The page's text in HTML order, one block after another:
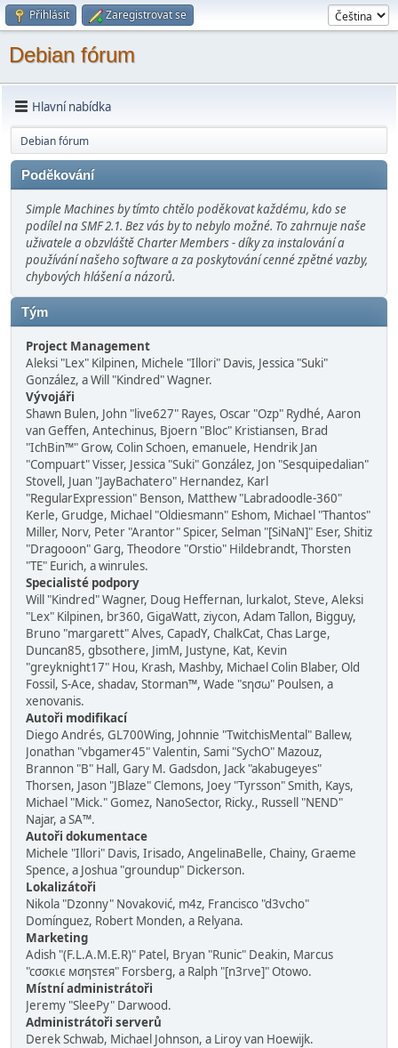
Přihlásit Zaregistrovat se
Debian fórum
Hlavní nabídka
Debian fórum
Poděkování
Simple Machines by tímto chtělo poděkovat každému, kdo se
podílel na SMF 2.1. Bez vás by to nebylo možné. To zahrnuje naše
uživatele a obzvláště Charter Members - díky za instalování a
používání našeho software a za poskytování cenné zpětné vazby,
chybových hlášení a názorů.
Tým
Project Management
Aleksi "Lex" Kilpinen, Michele "Illori" Davis, Jessica "Suki"
González, a Will "Kindred" Wagner.
Vývojáři
Shawn Bulen, John "live627" Rayes, Oscar "Ozp" Rydhé, Aaron
van Geffen, Antechinus, Bjoern "Bloc" Kristiansen, Brad
"IchBin™" Grow, Colin Schoen, emanuele, Hendrik Jan
"Compuart" Visser, Jessica "Suki" González, Jon "Sesquipedalian"
Stovell, Juan "JayBachatero" Hernandez, Karl
"RegularExpression" Benson, Matthew "Labradoodle-360"
Kerle, Grudge, Michael "Oldiesmann" Eshom, Michael "Thantos"
Miller, Norv, Peter "Arantor" Spicer, Selman "[SiNaN]" Eser, Shitiz
"Dragooon" Garg, Theodore "Orstio" Hildebrandt, Thorsten
"TE" Eurich, a winrules.
Specialisté podpory
Will "Kindred" Wagner, Doug Heffernan, lurkalot, Steve, Aleksi
"Lex" Kilpinen, br360, GigaWatt, ziycon, Adam Tallon, Bigguy,
Bruno "margarett" Alves, CapadY, ChalkCat, Chas Large,
Duncan85, gbsothere, JimM, Justyne, Kat, Kevin
"greyknight17" Hou, Krash, Mashby, Michael Colin Blaber, Old
Fossil, S-Ace, shadav, Storman™, Wade "sησω" Poulsen, a
xenovanis.
Autoři modifikací
Diego Andrés, GL700Wing, Johnnie "TwitchisMental" Ballew,
Jonathan "vbgamer45" Valentin, Sami "SychO" Mazouz,
Brannon "B" Hall, Gary M. Gadsdon, Jack "akabugeyes"
Thorsen, Jason "JBlaze" Clemons, Joey "Tyrsson" Smith, Kays,
Michael "Mick." Gomez, NanoSector, Ricky., Russell "NEND"
Najar, a SA™.
Autoři dokumentace
Michele "Illori" Davis, Irisado, AngelinaBelle, Chainy, Graeme
Spence, a Joshua "groundup" Dickerson.
Lokalizátoři
Nikola "Dzonny" Novaković, m4z, Francisco "d3vcho"
Domínguez, Robert Monden, a Relyana.
Marketing
Adish "(F.L.A.M.E.R)" Patel, Bryan "Runic" Deakin, Marcus
"cσσкιє мσηѕтєя" Forsberg, a Ralph "[n3rve]" Otowo.
Místní administrátoři
Jeremy "SleePy" Darwood.
Administrátoři serverů
Derek Schwab, Michael Johnson, a Liroy van Hoewijk.